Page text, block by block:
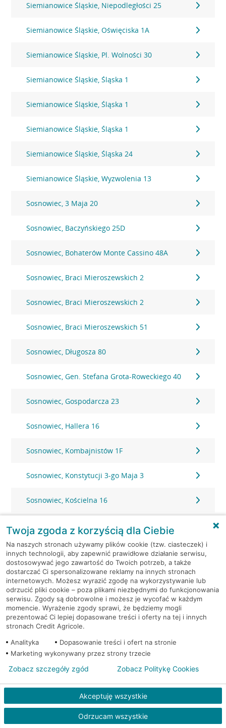
Siemianowice Śląskie, Niepodległości 25
Siemianowice Śląskie, Oświęciska 1A
Siemianowice Śląskie, Pl. Wolności 30
Siemianowice Śląskie, Śląska 1
Siemianowice Śląskie, Śląska 1
Siemianowice Śląskie, Śląska 1
Siemianowice Śląskie, Śląska 24
Siemianowice Śląskie, Wyzwolenia 13
Sosnowiec, 3 Maja 20
Sosnowiec, Baczyńskiego 25D
Sosnowiec, Bohaterów Monte Cassino 48A
Sosnowiec, Braci Mieroszewskich 2
Sosnowiec, Braci Mieroszewskich 2
Sosnowiec, Braci Mieroszewskich 51
Sosnowiec, Długosza 80
Sosnowiec, Gen. Stefana Grota-Roweckiego 40
Sosnowiec, Gospodarcza 23
Sosnowiec, Hallera 16
Sosnowiec, Kombajnistów 1F
Sosnowiec, Konstytucji 3-go Maja 3
Sosnowiec, Kościelna 16
Sosnowiec, Lenartowicza 104
Sosnowiec, Małachowskiego 7
Sosnowiec, Modrzejowska 14
Sosnowiec, Narutowicza 56
Sosnowiec, Podjazdowa 8
Sosnowiec, Prusa 62
Sosnowiec, Sienkiewicza 2
Sosnowiec, Sienkiewicza 3
Sosnowiec, Sienkiewicza 3
Twoja zgoda z korzyścią dla Ciebie
Na naszych stronach używamy plików cookie (tzw. ciasteczek) i
innych technologii, aby zapewnić prawidłowe działanie serwisu,
dostosowywać jego zawartość do Twoich potrzeb, a także
dostarczać Ci spersonalizowane reklamy na innych stronach
internetowych. Możesz wyrazić zgodę na wykorzystywanie lub
odrzucić pliki cookie – poza plikami niezbędnymi do funkcjonowania
serwisu. Zgody są dobrowolne i możesz je wycofać w każdym
momencie. Wyrażenie zgody sprawi, że będziemy mogli
prezentować Ci lepiej dopasowane treści i oferty na tej i innych
stronach Credit Agricole.
Analityka
Dopasowanie treści i ofert na stronie
Marketing wykonywany przez strony trzecie
Akceptuję wszystkie
Odrzucam wszystkie
Zobacz szczegóły zgód Zobacz Politykę Cookies